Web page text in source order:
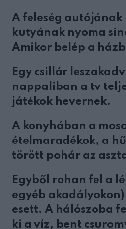
A feleség
kutyának nyoma
Amikor belép a
Egy csillár
nappaliban a tv
játékok hevernek.
A konyhában a
ételmaradékok, a
törött pohár az
Egyből rohan fel a
egyéb
esett. A hálószoba
ki a víz, bent